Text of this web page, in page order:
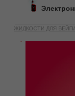
ЖИДКОСТИ ДЛЯ